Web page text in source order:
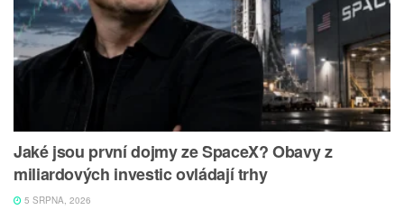
Jaké jsou první dojmy ze SpaceX? Obavy z
miliardových investic ovládají trhy
5 SRPNA, 2026